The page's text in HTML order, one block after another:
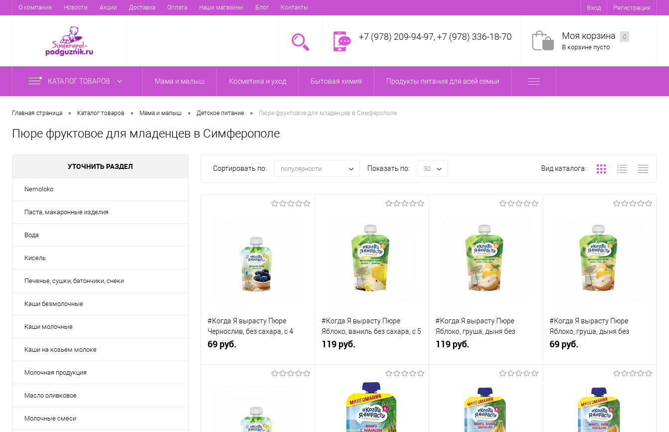
О компании Новости Акции Доставка Оплата Наши магазины Блог Контакты Вход Регистрация
+7 (978) 209-94-97, +7 (978) 336-18-70 Моя корзина
0
В корзине пусто
КАТАЛОГ ТОВАРОВ Мама и малыш Косметика и уход Бытовая химия Продукты питания для всей семьи
Главная страница • Каталог товаров • Мама и малыш • Детское питание • Пюре фруктовое для младенцев в Симферополе
Пюре фруктовое для младенцев в Симферополе
УТОЧНИТЬ РАЗДЕЛ
Nemoloko
Паста, макаронные изделия
Вода
Кисель
Печенье, сушки, батончики, снеки
Каши безмолочные
Каши молочные
Каши на козьем молоке
Молочная продукция
Масло оливковое
Молочные смеси
Сортировать по: популярности Показать по: 30 Вид каталога:
#Когда Я вырасту Пюре
Чернослив, без сахара, с 4
мес., 90 г
69 руб.
#Когда Я вырасту Пюре
Яблоко, ваниль без сахара, с 5
мес., 220 г
119 руб.
В корзину
Купить в 1
К
сравнению
#Когда Я вырасту Пюре
Яблоко, груша, дыня без
сахара, с 6 мес., 220 г
119 руб.
Купить в 1
К
сравнению
#Когда Я вырасту Пюре
Яблоко, груша, дыня без
сахара, с 6 мес., 90 г
69 руб.
Купить в 1
К
сравнению